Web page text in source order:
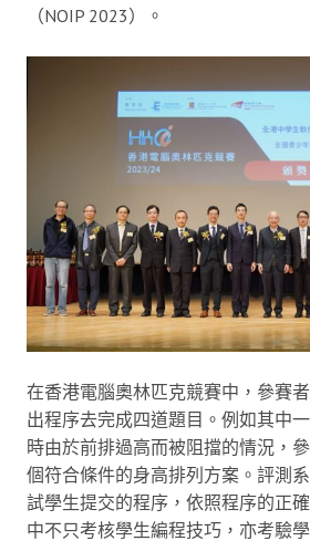
（NOIP 2023）。
在香港電腦奧林匹克競賽中，參賽
出程序去完成四道題目。例如其中
時由於前排過高而被阻擋的情況，
個符合條件的身高排列方案。評測
試學生提交的程序，依照程序的正
中不只考核學生編程技巧，亦考驗